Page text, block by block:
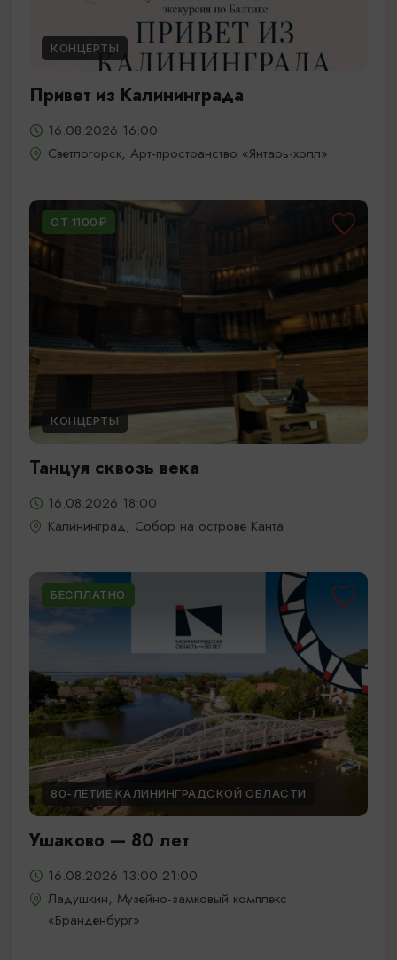
КОНЦЕРТЫ
Привет из Калининграда
16.08.2026 16:00
Светлогорск, Арт-пространство «Янтарь-холл»
ОТ 1100₽
КОНЦЕРТЫ
Танцуя сквозь века
16.08.2026 18:00
Калининград, Собор на острове Канта
БЕСПЛАТНО
80-ЛЕТИЕ КАЛИНИНГРАДСКОЙ ОБЛАСТИ
Ушаково — 80 лет
16.08.2026 13:00-21:00
Ладушкин, Музейно-замковый комплекс
«Бранденбург»